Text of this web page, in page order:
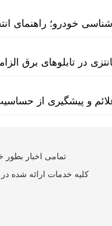
خودرو؛ راهنمای
در تابلوهای برق
و پیشگیری از
تمامی اخبار بطور
کلیه خدمات ارائه شده